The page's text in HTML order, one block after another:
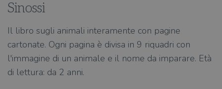
Sinossi
Il libro sugli animali interamente con pagine
cartonate. Ogni pagina è divisa in 9 riquadri con
l'immagine di un animale e il nome da imparare. Età
di lettura: da 2 anni.